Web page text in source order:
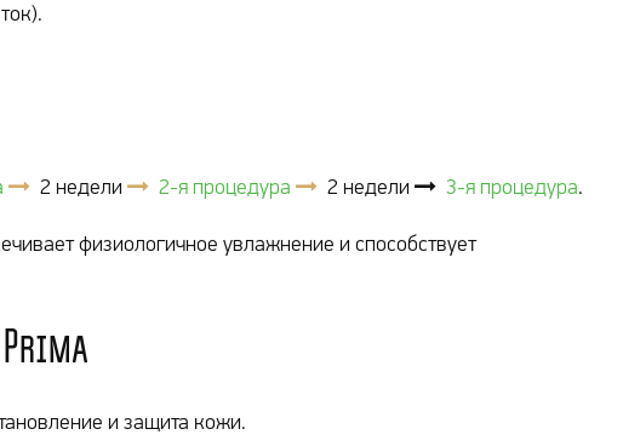
2 недели 2-я процедура 2 недели 3-я процедура.
физиологичное увлажнение и способствует
и защита кожи.